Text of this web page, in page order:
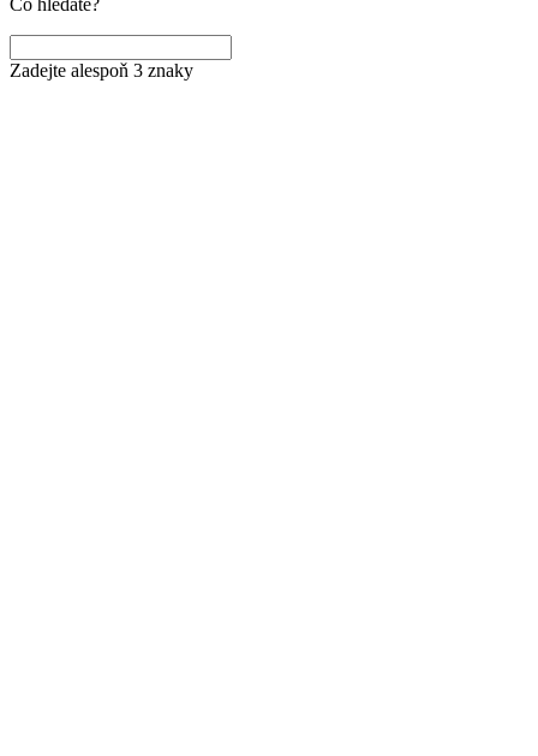
Co hledáte?
Zadejte alespoň 3 znaky